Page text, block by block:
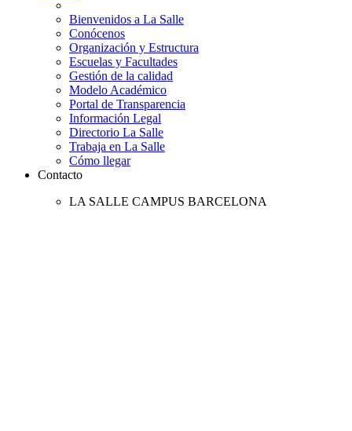
Bienvenidos a La Salle
Conócenos
Organización y Estructura
Escuelas y Facultades
Gestión de la calidad
Modelo Académico
Portal de Transparencia
Información Legal
Directorio La Salle
Trabaja en La Salle
Cómo llegar
Contacto
LA SALLE CAMPUS BARCELONA